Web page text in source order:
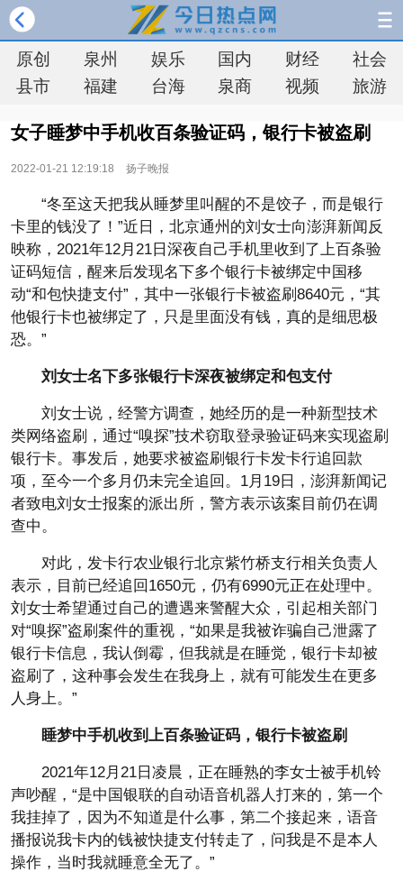
原创 泉州 娱乐 国内 财经
社会
县市
福建 台海 泉商 视频 旅游
女子睡梦中手机收百条验证码，银行卡被盗刷
2022-01-21 12:19:18 扬子晚报
“冬至这天把我从睡梦里叫醒的不是饺子，而是银行
卡里的钱没了！”近日，北京通州的刘女士向澎湃新闻反
映称，2021年12月21日深夜自己手机里收到了上百条验
证码短信，醒来后发现名下多个银行卡被绑定中国移
动“和包快捷支付”，其中一张银行卡被盗刷8640元，“其
他银行卡也被绑定了，只是里面没有钱，真的是细思极
恐。”
刘女士名下多张银行卡深夜被绑定和包支付
刘女士说，经警方调查，她经历的是一种新型技术
类网络盗刷，通过“嗅探”技术窃取登录验证码来实现盗刷
银行卡。事发后，她要求被盗刷银行卡发卡行追回款
项，至今一个多月仍未完全追回。1月19日，澎湃新闻记
者致电刘女士报案的派出所，警方表示该案目前仍在调
查中。
对此，发卡行农业银行北京紫竹桥支行相关负责人
表示，目前已经追回1650元，仍有6990元正在处理中。
刘女士希望通过自己的遭遇来警醒大众，引起相关部门
对“嗅探”盗刷案件的重视，“如果是我被诈骗自己泄露了
银行卡信息，我认倒霉，但我就是在睡觉，银行卡却被
盗刷了，这种事会发生在我身上，就有可能发生在更多
人身上。”
睡梦中手机收到上百条验证码，银行卡被盗刷
2021年12月21日凌晨，正在睡熟的李女士被手机铃
声吵醒，“是中国银联的自动语音机器人打来的，第一个
我挂掉了，因为不知道是什么事，第二个接起来，语音
播报说我卡内的钱被快捷支付转走了，问我是不是本人
操作，当时我就睡意全无了。”